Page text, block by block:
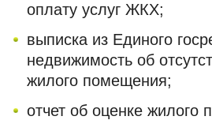
оплату услуг ЖКХ;
выписка из Единого
недвижимость об
жилого помещения;
отчет об оценке жилого